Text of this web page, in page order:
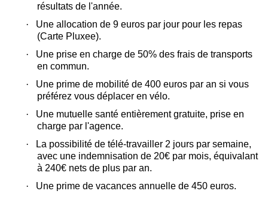
résultats de l'année.
·
Une allocation de 9 euros par jour pour les repas
(Carte Pluxee).
·
Une prise en charge de 50% des frais de transports
en commun.
·
Une prime de mobilité de 400 euros par an si vous
préférez vous déplacer en vélo.
·
Une mutuelle santé entièrement gratuite, prise en
charge par l'agence.
·
La possibilité de télé-travailler 2 jours par semaine,
avec une indemnisation de 20€ par mois, équivalant
à 240€ nets de plus par an.
·
Une prime de vacances annuelle de 450 euros.